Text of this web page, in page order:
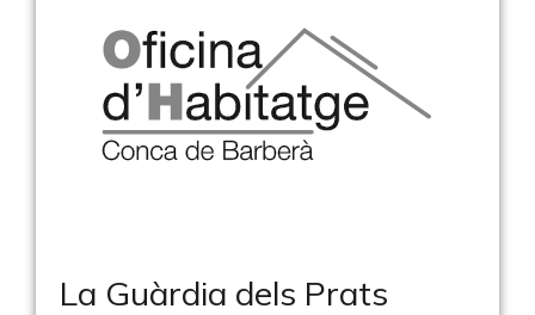
La Guàrdia dels Prats